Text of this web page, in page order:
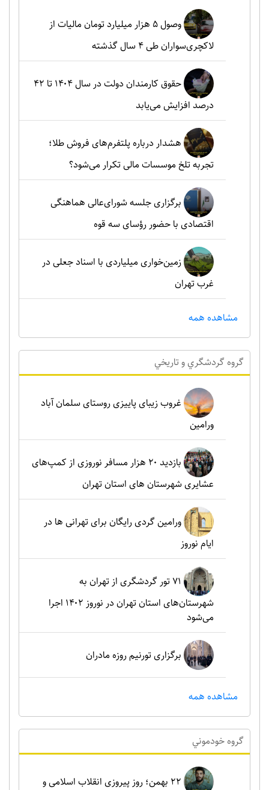
وصول ۵ هزار میلیارد تومان مالیات از
لاکچری‌سواران طی ۴ سال گذشته
حقوق کارمندان دولت در سال ۱۴۰۴ تا ۴۲
درصد افزایش می‌یابد
هشدار درباره پلتفرم‌های فروش طلا؛
تجربه تلخ موسسات مالی تکرار می‌شود؟
برگزاری جلسه شورای‌عالی هماهنگی
اقتصادی با حضور رؤسای سه قوه
زمین‌خواری میلیاردی با اسناد جعلی در
غرب تهران
مشاهده همه
گروه گردشگري و تاريخي
غروب زیبای پاییزی روستای سلمان آباد
ورامین
بازدید ۲۰ هزار مسافر نوروزی از کمپ‌های
عشایری شهرستان های استان تهران
ورامین گردی رایگان برای تهرانی ها در
ایام نوروز
۷۱ تور گردشگری از تهران به
شهرستان‌های استان تهران در نوروز ۱۴۰۲ اجرا
می‌شود
برگزاری تورنیم روزه مادران
مشاهده همه
گروه خودموني
۲۲ بهمن؛ روز پیروزی انقلاب اسلامی و